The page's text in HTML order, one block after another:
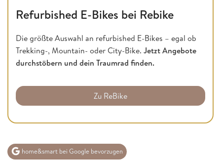
Refurbished E-Bikes bei Rebike
Die größte Auswahl an refurbished E-Bikes – egal ob
Trekking-, Mountain- oder City-Bike. Jetzt Angebote
durchstöbern und dein Traumrad finden.
Zu ReBike
home&smart bei Google bevorzugen